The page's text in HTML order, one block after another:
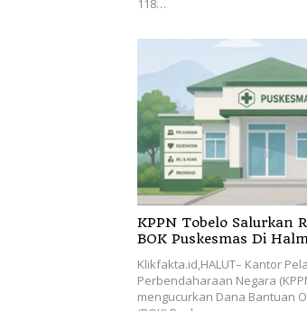
118…
KPPN Tobelo Salurkan
BOK Puskesmas Di
Klikfakta.id,HALUT– Kantor
Perbendaharaan Negara
mengucurkan Dana Bantuan